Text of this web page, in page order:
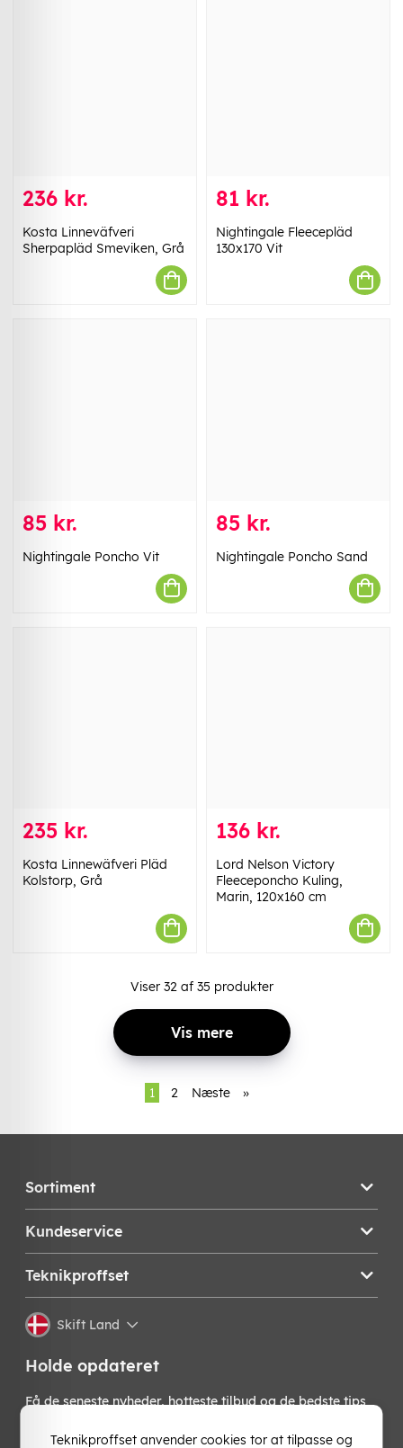
236 kr.
Kosta Linneväfveri
Sherpapläd Smeviken, Grå
81 kr.
Nightingale Fleecepläd
130x170 Vit
85 kr.
Nightingale Poncho Vit
85 kr.
Nightingale Poncho Sand
235 kr.
Kosta Linnewäfveri Pläd
Kolstorp, Grå
136 kr.
Lord Nelson Victory
Fleeceponcho Kuling,
Marin, 120x160 cm
Viser 32af 35 produkter
Vis mere
1 2 Næste »
Sortiment
Kundeservice
Teknikproffset
Skift Land
Holde opdateret
Få de seneste nyheder, hotteste tilbud og de bedste tips
nyhedsbrev!
Teknikproffset anvender cookies tor at tilpasse og